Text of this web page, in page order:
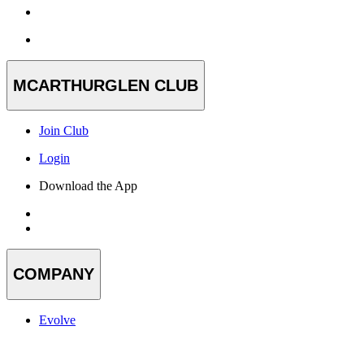
MCARTHURGLEN CLUB
Join Club
Login
Download the App
COMPANY
Evolve